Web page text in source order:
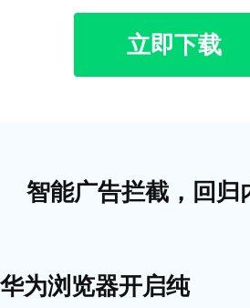
是大型Web应用，都能实现
瞬时响应，让您的搜索效率
立即下载
智能广告拦截，回归
华为浏览器开启纯